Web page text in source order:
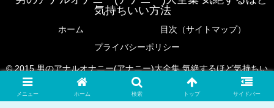
気持ちいい方法
ホーム
目次（サイトマップ）
プライバシーポリシー
© 2015 男のアナルオナニー(アナニー)大全集 気絶するほど気持ちい
い方法.
メニュー ホーム 検索 トップ サイドバー